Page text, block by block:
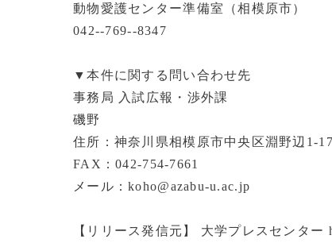
動物愛護センター準備室（相模原市）
042--769--8347
▼本件に関する問い合わせ先
事務局 入試広報・渉外課
磯野
住所：神奈川県相模原市中央区淵野辺1-
FAX：042-754-7661
メール：koho@azabu-u.ac.jp
【リリース発信元】 大学プレスセンター